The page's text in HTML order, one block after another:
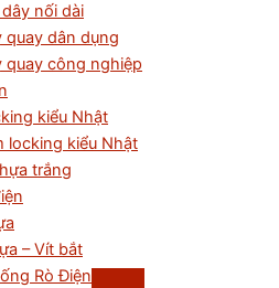
nối dài
quay dân dụng
quay công nghiệp
kiểu Nhật
locking kiểu Nhật
trắng
– Vít bắt
Rò Điện